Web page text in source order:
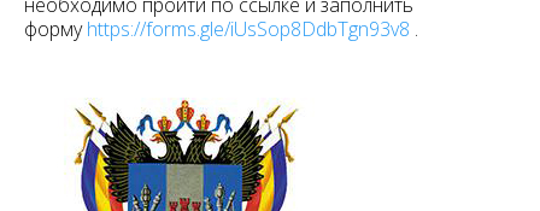
формуhttps://forms.gle/iUsSop8DdbTgn93v8 .